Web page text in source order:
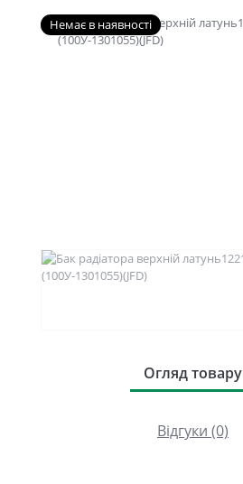
Немає в наявності
Огляд товару
Відгуки (0)